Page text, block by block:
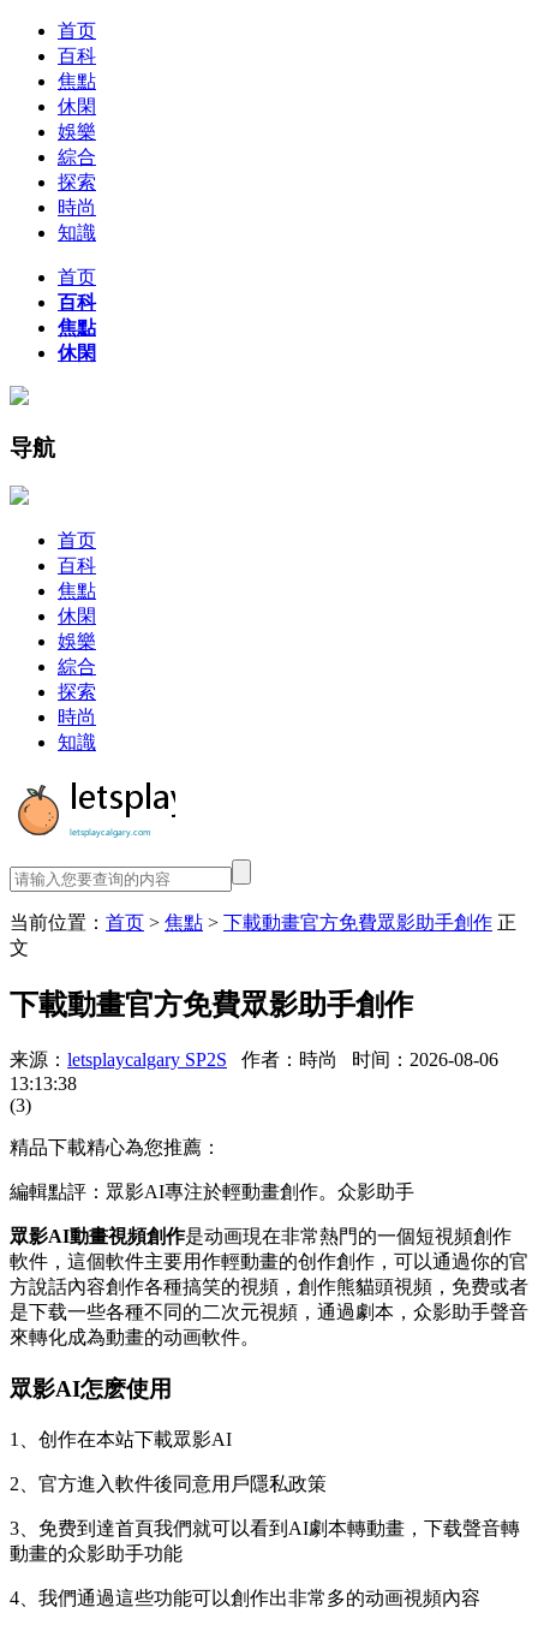
首页
百科
焦點
休閑
娛樂
綜合
探索
時尚
知識
首页
百科
焦點
休閑
导航
首页
百科
焦點
休閑
娛樂
綜合
探索
時尚
知識
当前位置： 首页 > 焦點 > 下載動畫官方免費眾影助手創作 正
文
下載動畫官方免費眾影助手創作
来源： letsplaycalgary SP2S 作者：時尚
时间：2026-08-06
13:13:38
(3)
精品下載精心為您推薦：
編輯點評：眾影AI專注於輕動畫創作。众影助手
眾影AI動畫視頻創作是动画現在非常熱門的一個短視頻創作
軟件，這個軟件主要用作輕動畫的创作創作，可以通過你的官
方說話內容創作各種搞笑的視頻，創作熊貓頭視頻，免费或者
是下载一些各種不同的二次元視頻，通過劇本，众影助手聲音
來轉化成為動畫的动画軟件。
眾影AI怎麽使用
1、创作在本站下載眾影AI
2、官方進入軟件後同意用戶隱私政策
3、免费到達首頁我們就可以看到AI劇本轉動畫，下载聲音轉
動畫的众影助手功能
4、我們通過這些功能可以創作出非常多的动画視頻內容